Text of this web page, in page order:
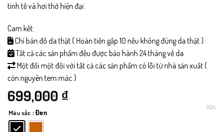
tinh tế và hơi thở hiện đại.
Cam kết:
Chỉ bán đồ da thật ( Hoàn tiền gấp 10 nếu không đúng da thật )
Tất cả các sản phẩm đều được bảo hành 24 tháng về da
Một đổi một đối với tất cả các sản phẩm có lỗi từ nhà sản xuất (
còn nguyên tem mác )
699,000 ₫
Màu sắc : Đen
XÓA